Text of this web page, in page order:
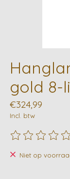
gold 8-
€324,99
Incl. btw
De beoordeling
Niet op